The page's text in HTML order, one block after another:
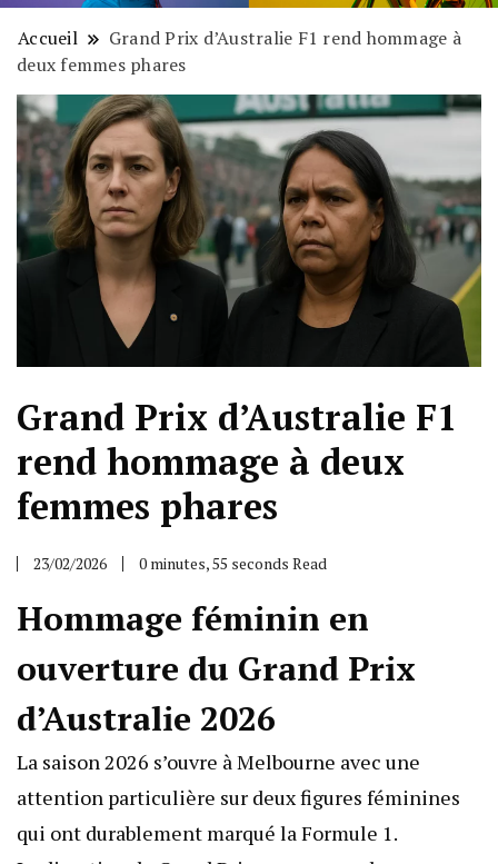
Accueil
Grand Prix d’Australie F1 rend hommage à
deux femmes phares
Grand Prix d’Australie F1
rend hommage à deux
femmes phares
23/02/2026 0 minutes, 55 seconds Read
Hommage féminin en
ouverture du Grand Prix
d’Australie 2026
La saison 2026 s’ouvre à Melbourne avec une
attention particulière sur deux figures féminines
qui ont durablement marqué la Formule 1.